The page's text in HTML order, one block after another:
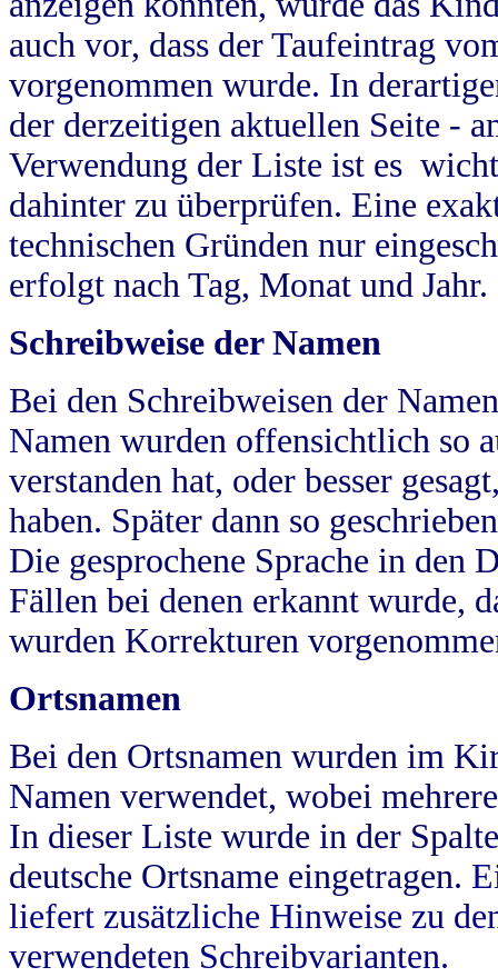
auch vor, dass der Taufeintrag
vorgenommen wurde. In
der derzeitigen aktuellen Seite -
Verwendung der Liste ist es
dahinter zu überprüfen. Eine
technischen Gründen nur
erfolgt nach Tag, Monat und Jahr.
Schreibweise der Namen
Bei den Schreibweisen der
Namen wurden offensichtlich so
verstanden hat, oder besser
haben. Später dann so
Die gesprochene Sprache in
Fällen bei denen erkannt wurde,
wurden Korrekturen
Ortsnamen
Bei den Ortsnamen wurden im
Namen verwendet, wobei
In dieser Liste wurde in der
deutsche Ortsname eingetragen.
liefert zusätzliche Hinweise zu
verwendeten Schreibvarianten.